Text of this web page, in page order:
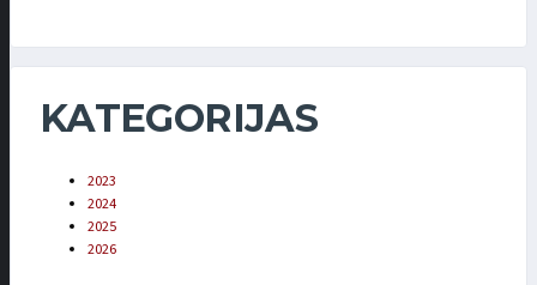
KATEGORIJAS
2023
2024
2025
2026